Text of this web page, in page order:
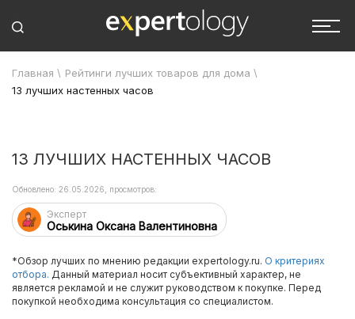
Главная \ Рейтинги лучших товаров для дома \
13 лучших настенных часов
13 ЛУЧШИХ НАСТЕННЫХ ЧАСОВ
Эксперт
Оськина Оксана Валентиновна
Обновлено: 26.05.2026, просмотров:
*Обзор лучших по мнению редакции expertology.ru. О критериях
отбора. Данный материал носит субъективный характер, не
является рекламой и не служит руководством к покупке. Перед
покупкой необходима консультация со специалистом.